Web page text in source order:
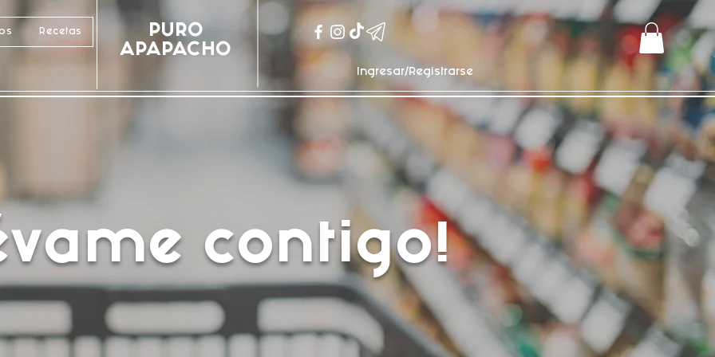
PURO
APAPACHO
Recetas
Ingresar/Registrarse
contigo!